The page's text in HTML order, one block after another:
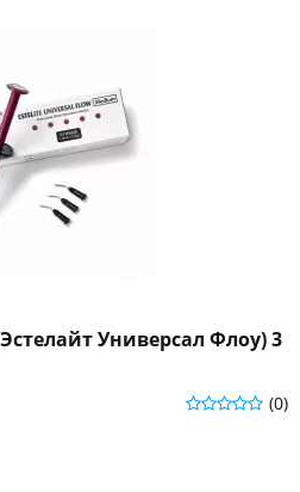
Универсал Флоу) 3
(0)